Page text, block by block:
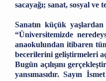
sacayağı; sanat, sosyal
Sanatın küçük
“Üniversitemizde
anaokulundan itibaren
becerilerini geliştirmeleri
Bugün açılışını
yansımasıdır. Sayın